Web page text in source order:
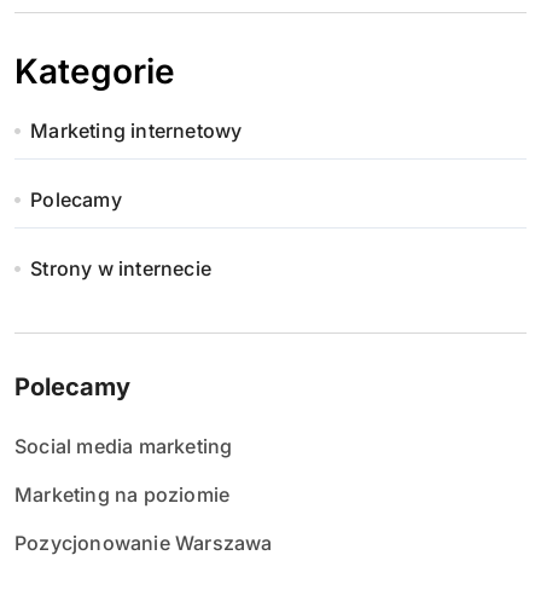
Kategorie
Marketing internetowy
Polecamy
Strony w internecie
Polecamy
Social media marketing
Marketing na poziomie
Pozycjonowanie Warszawa